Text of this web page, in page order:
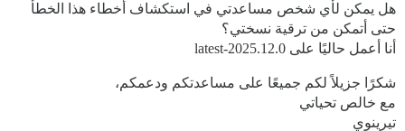
هل يمكن لأي شخص مساعدتي في استكشاف أخطاء هذا الخطأ
حتى أتمكن من ترقية نسختي؟
أنا أعمل حاليًا على 2025.12.0-latest
شكرًا جزيلاً لكم جميعًا على مساعدتكم ودعمكم،
مع خالص تحياتي
تيرينوي